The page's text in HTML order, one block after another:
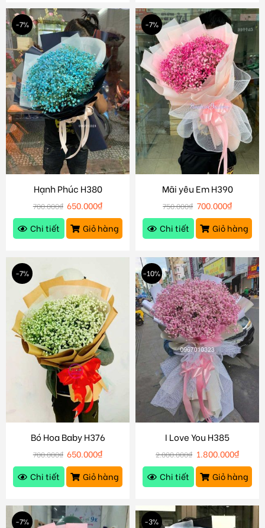
-7%
Hạnh Phúc H380
700.000₫ 650.000₫
Chi tiết
Giỏ hàng
-7%
Mãi yêu Em H390
750.000₫ 700.000₫
Chi tiết
Giỏ hàng
-7%
Bó Hoa Baby H376
700.000₫ 650.000₫
Chi tiết
Giỏ hàng
-10%
I Love You H385
2.000.000₫ 1.800.000₫
Chi tiết
Giỏ hàng
-7% -3%